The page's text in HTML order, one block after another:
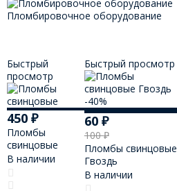
Пломбировочное оборудование
Быстрый
просмотр
450 ₽
Пломбы
свинцовые
В наличии
Быстрый просмотр
-40%
60 ₽
100₽
Пломбы свинцовые
Гвоздь
В наличии